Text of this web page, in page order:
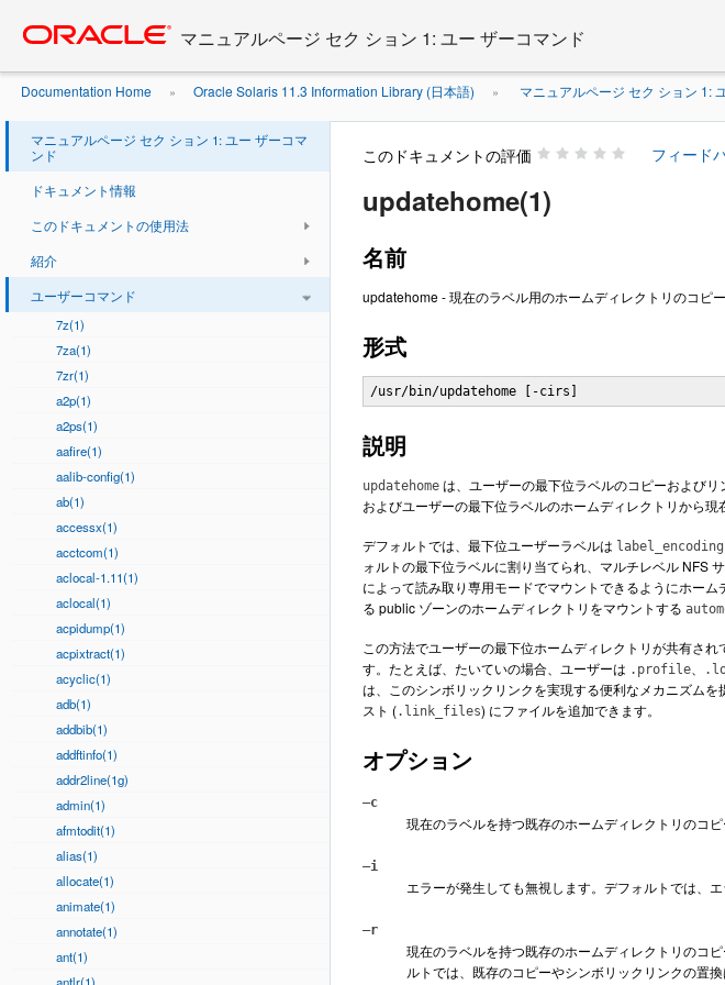
content
マニュアルページ セク ション 1: ユー ザーコマンド
Documentation Home » Oracle Solaris 11.3 Information Library (日本語) » マニュアルページ セク ション 1:
マニュアルページ セク ション 1: ユー ザーコマ
ンド
ドキュメント情報
このドキュメントの使用法
紹介
ユーザーコマンド
7z(1)
7za(1)
7zr(1)
a2p(1)
a2ps(1)
aafire(1)
aalib-config(1)
ab(1)
accessx(1)
acctcom(1)
aclocal-1.11(1)
aclocal(1)
acpidump(1)
acpixtract(1)
acyclic(1)
adb(1)
addbib(1)
addftinfo(1)
addr2line(1g)
admin(1)
afmtodit(1)
alias(1)
allocate(1)
animate(1)
annotate(1)
ant(1)
このドキュメントの評価
updatehome(1)
名前
updatehome - 現在のラベル用のホームディレクトリのコピ
形式
/usr/bin/updatehome [-cirs]
説明
updatehome は、ユーザーの最下位ラベルのコピーおよびリ
およびユーザーの最下位ラベルのホームディレクトリから
デフォルトでは、最下位ユーザーラベルは
ォルトの最下位ラベルに割り当てられ、マルチレベル NFS
によって読み取り専用モードでマウントできるようにホーム
る public ゾーンのホームディレクトリをマウントする
この方法でユーザーの最下位ホームディレクトリが共有され
す。たとえば、たいていの場合、ユーザーは .profile
は、このシンボリックリンクを実現する便利なメカニズム
スト (.link_files) にファイルを追加できます。
オプション
–c
現在のラベルを持つ既存のホームディレクトリのコ
–i
エラーが発生しても無視します。デフォルトでは、エ
–r
現在のラベルを持つ既存のホームディレクトリのコ
ルトでは、既存のコピーやシンボリックリンクの置換